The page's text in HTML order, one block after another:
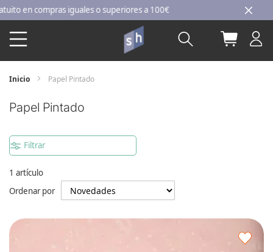
Ir
al
contenido
compras iguales o superiores a 100€
Buscar Mi
Inicio Papel Pintado
Papel Pintado
Filtrar
1 artículo
Ordenar por